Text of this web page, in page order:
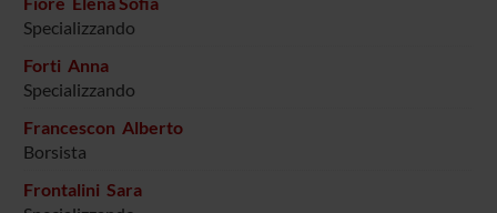
Specializzando
Forti Anna
Specializzando
Francescon Alberto
Borsista
Frontalini Sara